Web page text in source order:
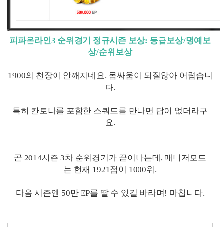
피파온라인3 순위경기 정규시즌 보상: 등급보상/명예보
상/순위보상
1900의 천장이 안깨지네요. 몸싸움이 되질않아 어렵습니
다.
특히 칸토나를 포함한 스쿼드를 만나면 답이 없더라구
요.
곧 2014시즌 3차 순위경기가 끝이나는데, 매니저모드
는 현재 1921점이 1000위.
다음 시즌엔 50만 EP를 딸 수 있길 바라며! 마칩니다.